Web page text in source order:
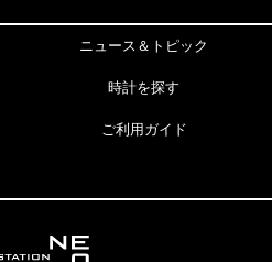
ニュース＆トピック
時計を探す
ご利用ガイド